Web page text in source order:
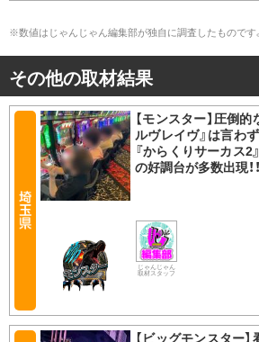
※数値はじゃんじゃん編集部が独自に調査したものです。
その他の取材結果
【モンスター】圧倒
ルヴレイヴ』は言わず
『からくりサーカス2
の好調台が多数出現！！
じゃんじゃん
取材スタッフ
【ビッグモンスター